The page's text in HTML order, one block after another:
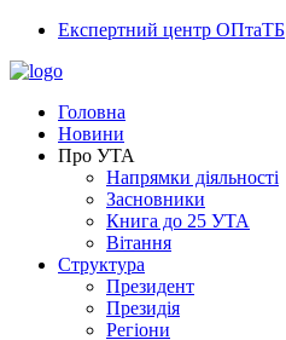
Експертний центр ОПтаТБ
Головна
Новини
Про УТА
Напрямки діяльності
Засновники
Книга до 25 УТА
Вітання
Структура
Президент
Президія
Регіони